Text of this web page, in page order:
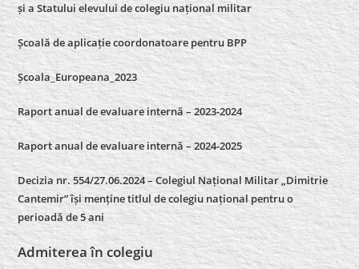
și a Statului elevului de colegiu național militar
Școală de aplicație coordonatoare pentru BPP
Școala_Europeana_2023
Raport anual de evaluare internă – 2023-2024
Raport anual de evaluare internă –2024-2025
Decizia nr. 554/27.06.2024 – Colegiul Național Militar „Dimitrie
Cantemir” își menține titlul de colegiu național pentru o
perioadă de 5 ani
Admiterea în colegiu